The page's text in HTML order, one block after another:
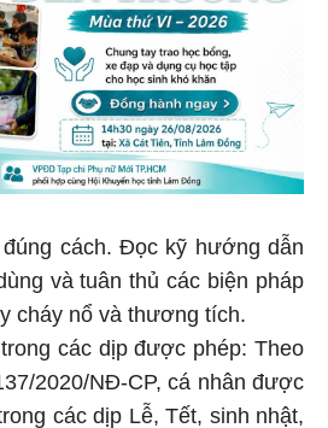
cách. Đọc kỹ hướng dẫn
và tuân thủ các biện pháp
cháy nổ và thương tích.
các dịp được phép: Theo
2020/NĐ-CP, cá nhân được
các dịp Lễ, Tết, sinh nhật,